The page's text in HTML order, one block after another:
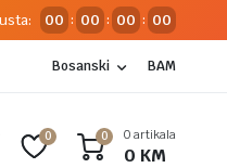
00 : 00 : 00 : 00
Bosanski BAM
0 0 0 artikala
0 KM